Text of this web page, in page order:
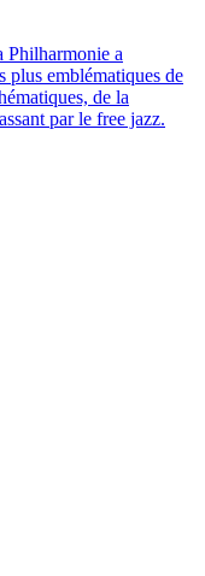
Philharmonie a
plus emblématiques de
de la
par le free jazz.